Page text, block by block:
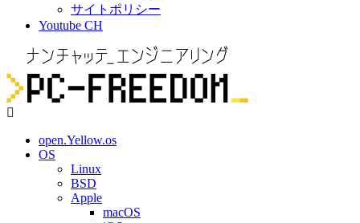
サイトポリシー
Youtube CH
open.Yellow.os
OS
Linux
BSD
Apple
macOS